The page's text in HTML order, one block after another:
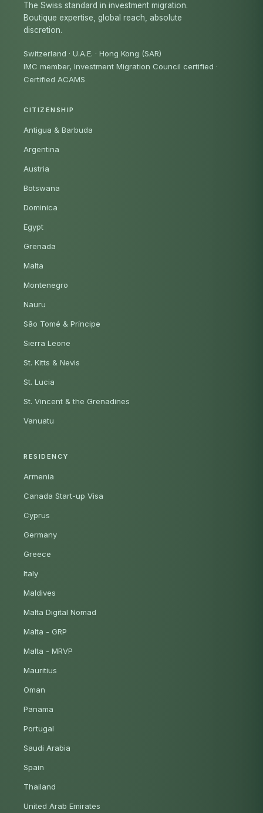
The Swiss standard in investment migration.
Boutique expertise, global reach, absolute
discretion.
Switzerland · U.A.E. · Hong Kong (SAR)
IMC member, Investment Migration Council certified ·
Certified ACAMS
CITIZENSHIP
Antigua & Barbuda
Argentina
Austria
Botswana
Dominica
Egypt
Grenada
Malta
Montenegro
Nauru
São Tomé & Príncipe
Sierra Leone
St. Kitts & Nevis
St. Lucia
St. Vincent & the Grenadines
Vanuatu
RESIDENCY
Armenia
Canada Start-up Visa
Cyprus
Germany
Greece
Italy
Maldives
Malta Digital Nomad
Malta - GRP
Malta - MRVP
Mauritius
Oman
Panama
Portugal
Saudi Arabia
Spain
Thailand
United Arab Emirates